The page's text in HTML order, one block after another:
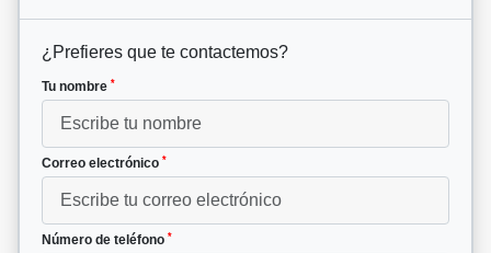
¿Prefieres que te contactemos?
Tu nombre *
Correo electrónico *
Número de teléfono *